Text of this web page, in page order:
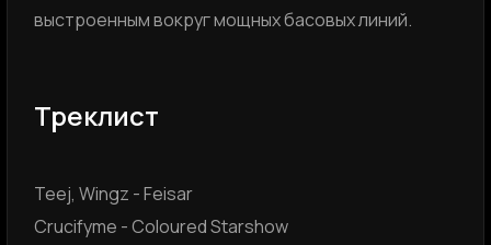
выстроенным вокруг мощных басовых линий.
Треклист
Teej, Wingz - Feisar
Crucifyme - Coloured Starshow